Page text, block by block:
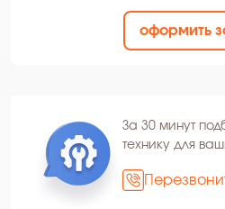
оформить
За 30 минут
технику для